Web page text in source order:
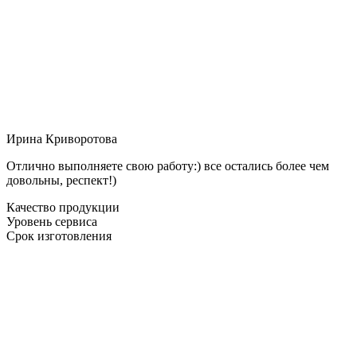
Ирина Криворотова
Отлично выполняете свою работу:) все остались более чем
довольны, респект!)
Качество продукции
Уровень сервиса
Срок изготовления